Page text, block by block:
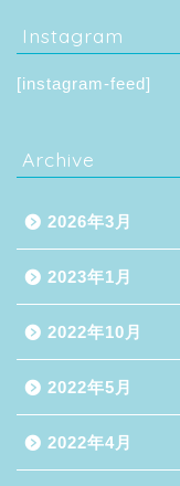
Instagram
[instagram-feed]
Archive
2026年3月
2023年1月
2022年10月
2022年5月
2022年4月